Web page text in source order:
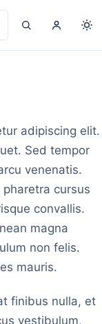
SearchMy
account
adipiscing elit.
Sed tempor
venenatis.
cursus
convallis.
magna
non felis.
mauris.
finibus nulla, et
vestibulum,